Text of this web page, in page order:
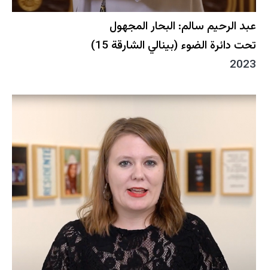
عبد الرحيم سالم: البحار المجهول
تحت دائرة الضوء (بينالي الشارقة 15)
2023